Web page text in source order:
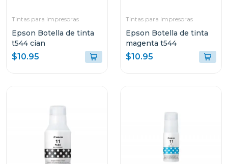
Tintas para impresoras
Epson Botella de tinta
t544 cian
$10.95
Tintas para impresoras
Epson Botella de tinta
magenta t544
$10.95